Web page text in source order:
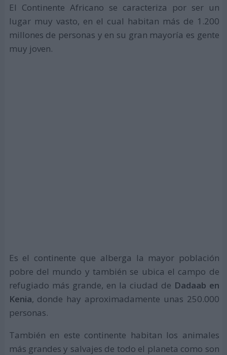
El Continente Africano se caracteriza por ser un
lugar muy vasto, en el cual habitan más de 1.200
millones de personas y en su gran mayoría es gente
muy joven.
Es el continente que alberga la mayor población
pobre del mundo y también se ubica el campo de
refugiado más grande, en la ciudad de Dadaab en
Kenia, donde hay aproximadamente unas 250.000
personas.
También en este continente habitan los animales
más grandes y salvajes de todo el planeta como son